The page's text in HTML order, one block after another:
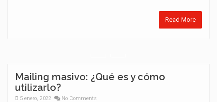
Read More
Mailing masivo: ¿Qué es y cómo
utilizarlo?
5 enero, 2022 No Comments